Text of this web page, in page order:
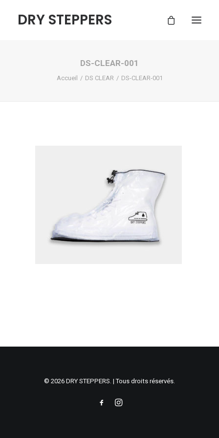
DRY STEPPERS
ACCUEIL
DS-CLEAR-001
Accueil DS CLEAR DS-CLEAR-001
© 2026 DRY STEPPERS. | Tous droits réservés.